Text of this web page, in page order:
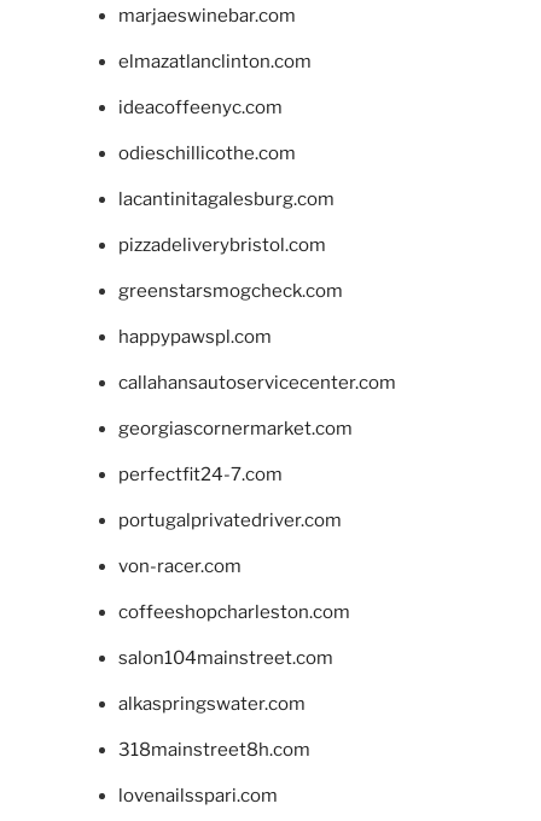
marjaeswinebar.com
elmazatlanclinton.com
ideacoffeenyc.com
odieschillicothe.com
lacantinitagalesburg.com
pizzadeliverybristol.com
greenstarsmogcheck.com
happypawspl.com
callahansautoservicecenter.com
georgiascornermarket.com
perfectfit24-7.com
portugalprivatedriver.com
von-racer.com
coffeeshopcharleston.com
salon104mainstreet.com
alkaspringswater.com
318mainstreet8h.com
lovenailsspari.com